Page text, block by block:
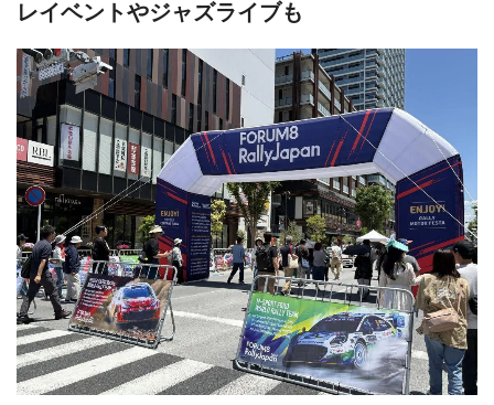
レイベントやジャズライブも